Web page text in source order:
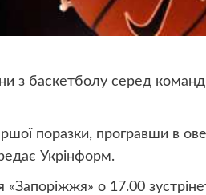
з баскетболу серед команд
поразки, програвши в
Укрінформ.
«Запоріжжя» о 17.00